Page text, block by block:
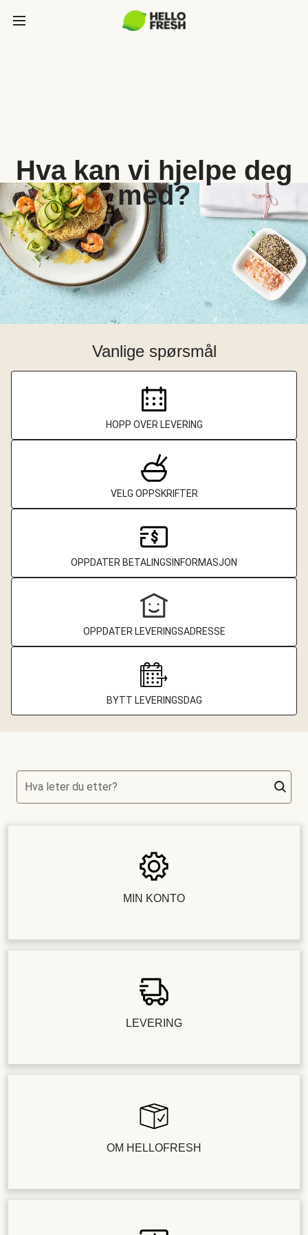
Hva kan vi hjelpe deg
med?
Vanlige spørsmål
HOPP OVER LEVERING
VELG OPPSKRIFTER
OPPDATER BETALINGSINFORMASJON
OPPDATER LEVERINGSADRESSE
BYTT LEVERINGSDAG
Hva leter du etter?
MIN KONTO
LEVERING
OM HELLOFRESH